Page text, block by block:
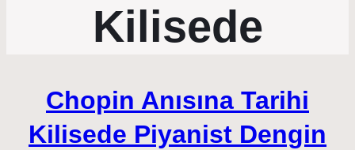
Kilisede
Chopin Anısına Tarihi
Kilisede Piyanist Dengin